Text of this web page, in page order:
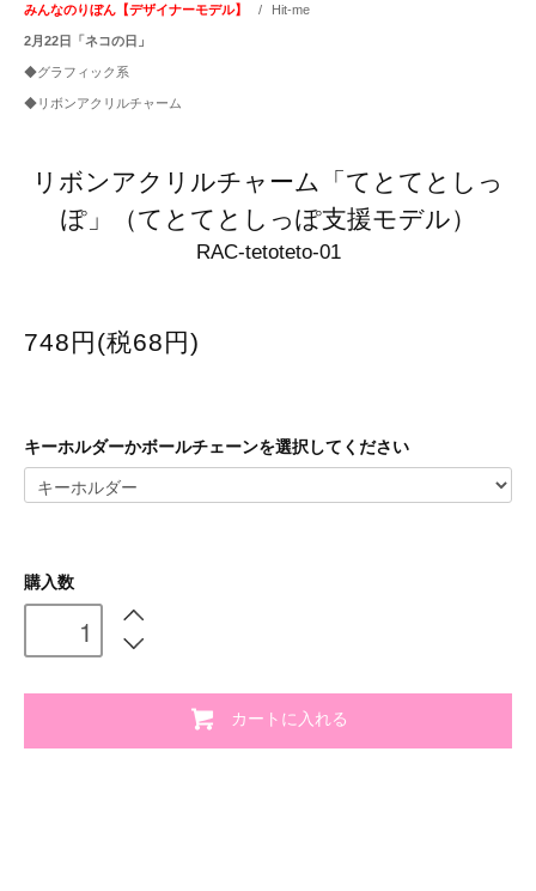
みんなのりぼん【デザイナーモデル】 / Hit-me
2月22日「ネコの日」
◆グラフィック系
◆リボンアクリルチャーム
リボンアクリルチャーム「てとてとしっ
ぽ」（てとてとしっぽ支援モデル）
RAC-tetoteto-01
748円(税68円)
キーホルダーかボールチェーンを選択してください
購入数
カートに入れる